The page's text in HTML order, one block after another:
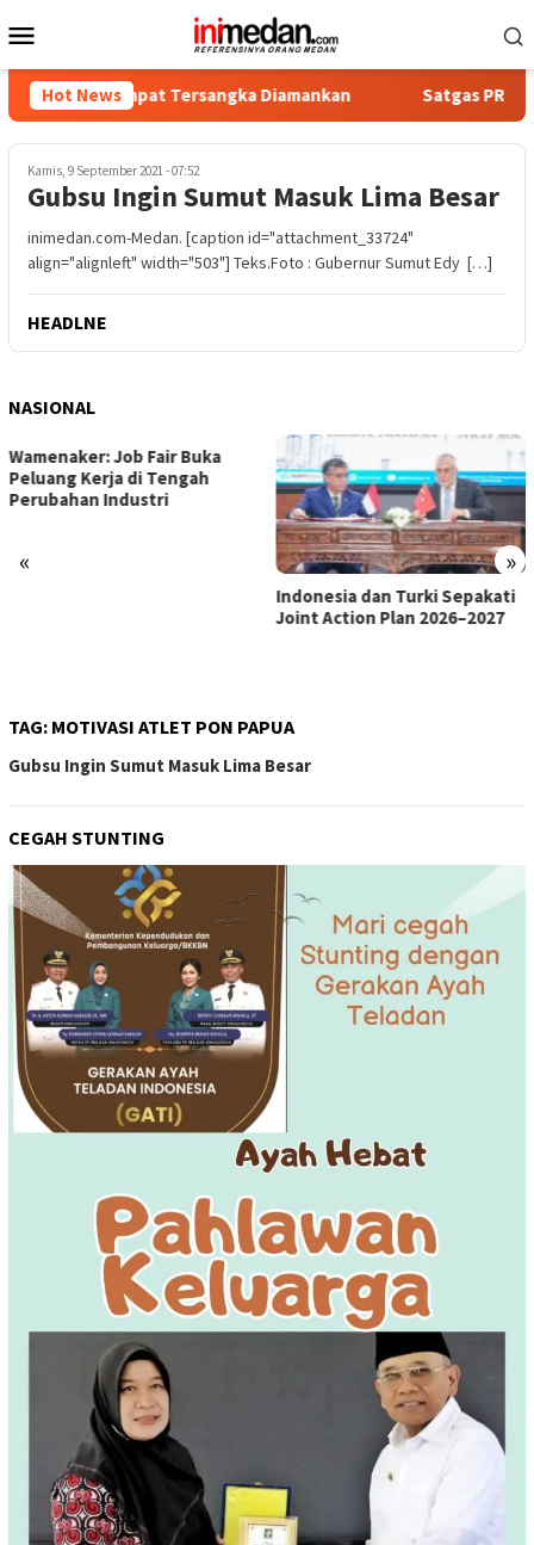
ke
Mobile
Hot News
Empat Tersangka Diamankan Satgas PRR Pacu
Kamis, 9 September 2021 - 07:52
Gubsu Ingin Sumut Masuk Lima Besar
inimedan.com-Medan. [caption id="attachment_33724"
align="alignleft" width="503"] Teks.Foto : Gubernur Sumut Edy […]
HEADLNE
NASIONAL
« »
Satgas PRR Pacu Realisasi
Tambahan TKD Aceh Rp1,65
TAG: MOTIVASI ATLET PON PAPUA
Gubsu Ingin Sumut Masuk Lima Besar
CEGAH STUNTING